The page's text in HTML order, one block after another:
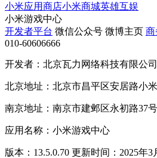
小米应用商店小米商城英雄互娱
小米游戏中心
开发者平台 微信公众号 微博主页 商
010-60606666
开发者：北京瓦力网络科技有限公司
北京地址：北京市昌平区安居路小
南京地址：南京市建邺区永初路37
应用名称：小米游戏中心
版本：13.5.0.70 更新时间：2025年3